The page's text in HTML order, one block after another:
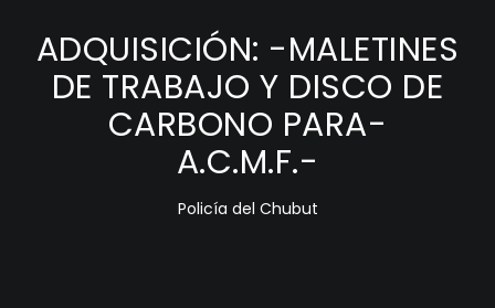
ADQUISICIÓN: -MALETINES
DE TRABAJO Y DISCO DE
CARBONO PARA-
A.C.M.F.-
Policía del Chubut